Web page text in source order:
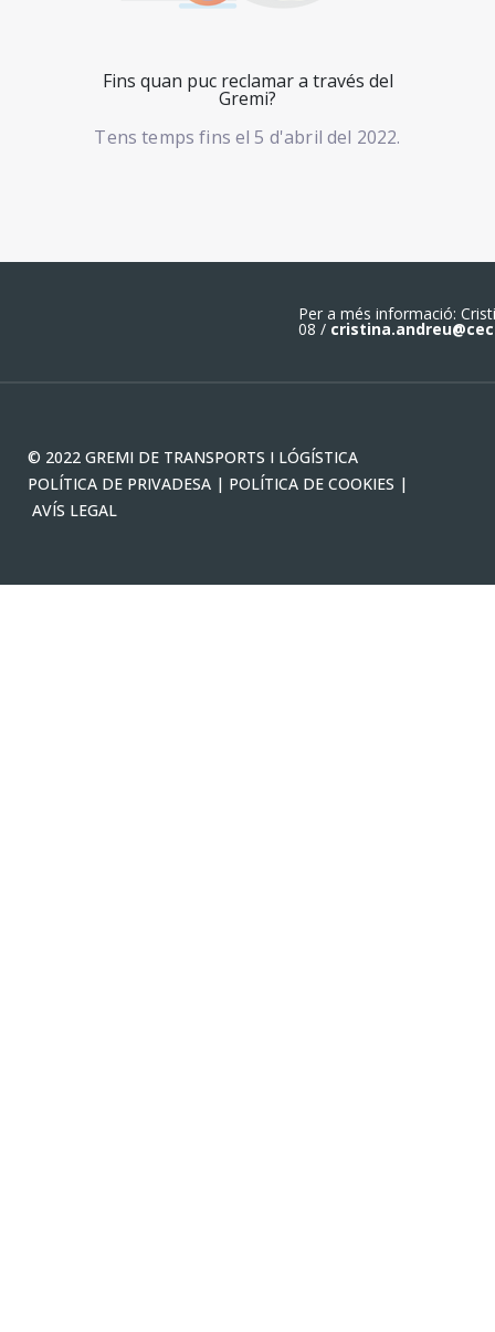
Fins quan puc reclamar a través del
Gremi?
Tens temps fins el 5 d'abril del 2022.
Per a més informació:
08 /
© 2022 GREMI DE TRANSPORTS I LÓGÍSTICA
POLÍTICA DE PRIVADESA | POLÍTICA DE COOKIES |
AVÍS LEGAL